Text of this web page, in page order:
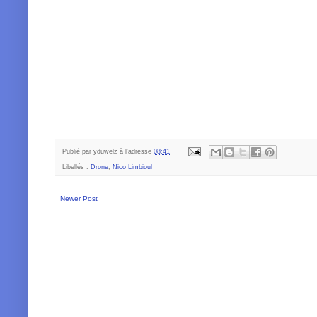
Publié par yduwelz à l'adresse 08:41
Libellés : Drone, Nico Limbioul
Newer Post